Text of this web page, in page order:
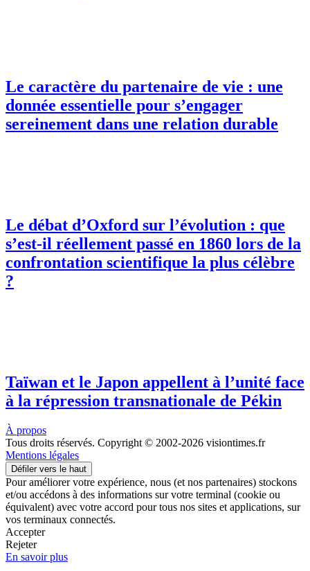
Le caractère du partenaire de vie : une
donnée essentielle pour s’engager
sereinement dans une relation durable
Le débat d’Oxford sur l’évolution : que
s’est-il réellement passé en 1860 lors de la
confrontation scientifique la plus célèbre
?
Taïwan et le Japon appellent à l’unité face
à la répression transnationale de Pékin
À propos
Tous droits réservés. Copyright © 2002-2026 visiontimes.fr
Mentions légales
Défiler vers le haut
Pour améliorer votre expérience, nous (et nos partenaires) stockons
et/ou accédons à des informations sur votre terminal (cookie ou
équivalent) avec votre accord pour tous nos sites et applications, sur
vos terminaux connectés.
Accepter
Rejeter
En savoir plus